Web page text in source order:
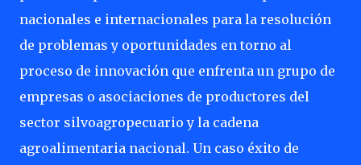
nacionales e internacionales para la resolución
de problemas y oportunidades en torno al
proceso de innovación que enfrenta un grupo de
empresas o asociaciones de productores del
sector silvoagropecuario y la cadena
agroalimentaria nacional. Un caso éxito de